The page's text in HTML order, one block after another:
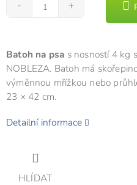
Batoh na psa s nosností 4 kg
NOBLEZA. Batoh má
výměnnou mřížkou nebo
23 × 42 cm.
Detailní informace
HLÍDAT